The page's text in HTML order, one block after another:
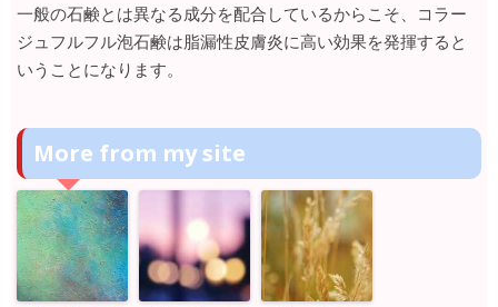
一般の石鹸とは異なる成分を配合しているからこそ、コラー
ジュフルフル泡石鹸は脂漏性皮膚炎に高い効果を発揮すると
いうことになります。
More from my site